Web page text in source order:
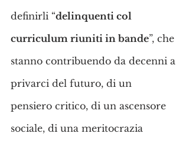
definirli “delinquenti col
curriculum riuniti in bande”, che
stanno contribuendo da decenni a
privarci del futuro, di un
pensiero critico, di un ascensore
sociale, di una meritocrazia